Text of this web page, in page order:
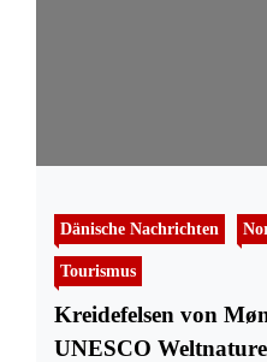
Dänische Nachrichten
Tourismus
Kreidefelsen von
UNESCO